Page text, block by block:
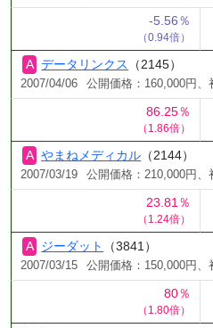
-5.56％
（0.94倍）
データリンクス （2145）
2007/04/06 公開価格：160,000円、
86.25％
（1.86倍）
やまねメディカル （2144）
2007/03/19 公開価格：210,000円、
23.81％
（1.24倍）
ジーダット （3841）
2007/03/15 公開価格：150,000円、
80％
（1.80倍）